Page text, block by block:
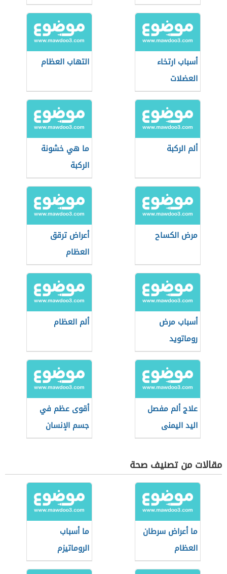
أسباب ارتخاء
العضلات
التهاب العظام
ألم الركبة
ما هي خشونة
الركبة
مرض الكساح
أعراض ترقق
العظام
أسباب مرض
روماتويد
ألم العظام
علاج ألم مفصل
اليد اليمنى
أقوى عظم في
جسم الإنسان
مقالات من تصنيف صحة
ما أعراض سرطان
العظام
ما أسباب
الروماتيزم